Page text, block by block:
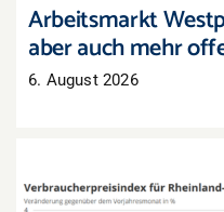
Arbeitsmarkt
aber auch mehr
6. August 2026